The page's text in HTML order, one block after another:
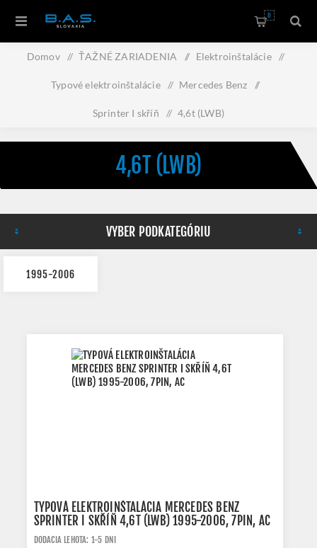
0
Domov / ŤAŽNÉ ZARIADENIA / Elektroinštalácie /
Typové elektroinštalácie / Mercedes Benz /
Sprinter I skříň / 4,6t (LWB)
4,6T (LWB)
VYBER PODKATEGÓRIU
1995-2006
TYPOVÁ ELEKTROINŠTALÁCIA MERCEDES BENZ
SPRINTER I SKŘÍŇ 4,6T (LWB) 1995-2006, 7PIN, AC
DODACIA LEHOTA: 1-5 DNI